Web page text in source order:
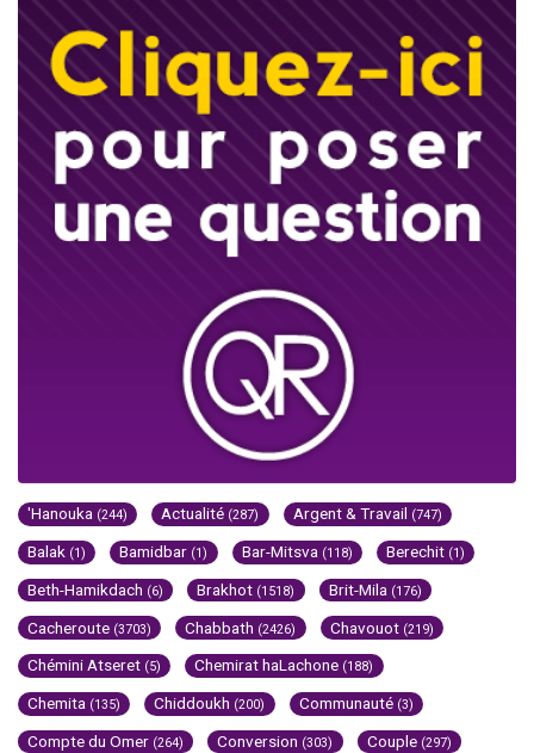
'Hanouka (244) Actualité (287) Argent & Travail (747)
Balak (1) Bamidbar (1) Bar-Mitsva (118) Berechit (1)
Beth-Hamikdach (6) Brakhot (1518) Brit-Mila (176)
Cacheroute (3703) Chabbath (2426) Chavouot (219)
Chémini Atseret (5) Chemirat haLachone (188)
Chemita (135) Chiddoukh (200) Communauté (3)
Compte du Omer (264) Conversion (303) Couple (297)